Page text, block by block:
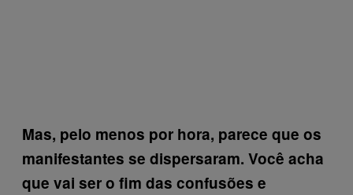
Mas, pelo menos por hora, parece que os
manifestantes se dispersaram. Você acha
que vai ser o fim das confusões e